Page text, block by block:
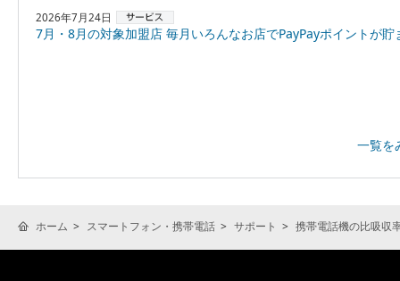
2026年7月24日
7月・8月の対象加盟店 毎月いろんなお店でPayPayポイントが貯まる！「スーパーPayPayクーポ
一覧を
ホーム スマートフォン・携帯電話 サポート 携帯電話機の比吸収